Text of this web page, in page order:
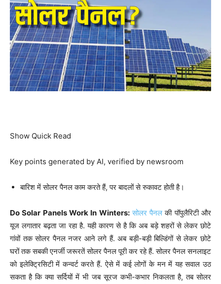
Show Quick Read
Key points generated by AI, verified by newsroom
बारिश में सोलर पैनल काम करते हैं, पर बादलों से रुकावट होती है।
Do Solar Panels Work In Winters: सोलर पैनल की पॉपुलैरिटी और
यूज लगातार बढ़ता जा रहा है. यही कारण से है कि अब बड़े शहरों से लेकर छोटे
गांवों तक सोलर पैनल नजर आने लगे हैं. अब बड़ी-बड़ी बिल्डिंगों से लेकर छोटे
घरों तक सबकी एनर्जी जरूरतें सोलर पैनल पूरी कर रहे हैं. सोलर पैनल सनलाइट
को इलेक्ट्रिसिटी में कन्वर्ट करते हैं. ऐसे में कई लोगों के मन में यह सवाल उठ
सकता है कि क्या सर्दियों में भी जब सूरज कभी-कभार निकलता है, तब सोलर